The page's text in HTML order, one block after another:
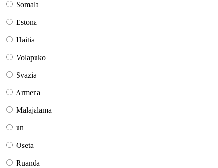
Somala
Estona
Haitia
Volapuko
Svazia
Armena
Malajalama
un
Oseta
Ruanda